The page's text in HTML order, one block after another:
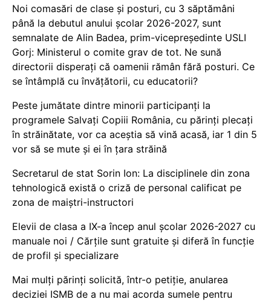
Noi comasări de clase și posturi, cu 3 săptămâni
până la debutul anului școlar 2026-2027, sunt
semnalate de Alin Badea, prim-vicepreședinte USLI
Gorj: Ministerul o comite grav de tot. Ne sună
directorii disperați că oamenii rămân fără posturi. Ce
se întâmplă cu învățătorii, cu educatorii?
Peste jumătate dintre minorii participanți la
programele Salvați Copiii România, cu părinți plecați
în străinătate, vor ca aceștia să vină acasă, iar 1 din 5
vor să se mute și ei în țara străină
Secretarul de stat Sorin Ion: La disciplinele din zona
tehnologică există o criză de personal calificat pe
zona de maiștri-instructori
Elevii de clasa a IX-a încep anul școlar 2026-2027 cu
manuale noi / Cărțile sunt gratuite și diferă în funcție
de profil și specializare
Mai mulți părinți solicită, într-o petiție, anularea
deciziei ISMB de a nu mai acorda sumele pentru